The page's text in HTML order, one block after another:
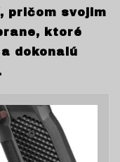
pričom svojim
ktoré
dokonalú